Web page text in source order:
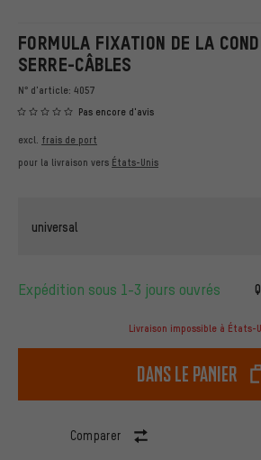
FORMULA FIXATION DE LA
SERRE-CÂBLES
N° d'article: 4057
Pas encore d'avis
excl. frais de port
pour la livraison vers États-Unis
universal
Expédition sous 1-3 jours ouvrés
Livraison impossible à États-
dans le panier
Comparer